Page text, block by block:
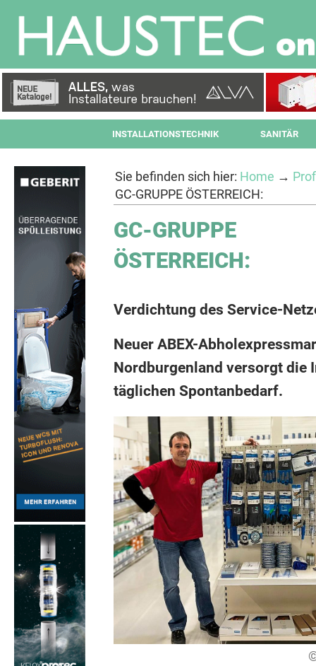
INSTALLATIONSTECHNIK SANITÄR
Sie befinden sich hier: Home →
GC-GRUPPE ÖSTERREICH:
GC-GRUPPE
ÖSTERREICH:
Verdichtung des Service-
Neuer ABEX-
Nordburgenland versorgt die
täglichen Spontanbedarf.